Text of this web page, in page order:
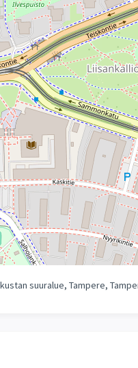
suuralue, Tampere,